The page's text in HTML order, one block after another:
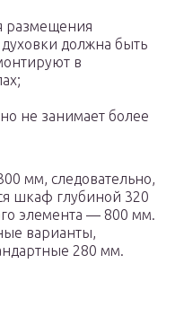
размещения
должна быть
в
не занимает более
мм, следовательно,
шкаф глубиной 320
элемента — 800 мм.
варианты,
280 мм.